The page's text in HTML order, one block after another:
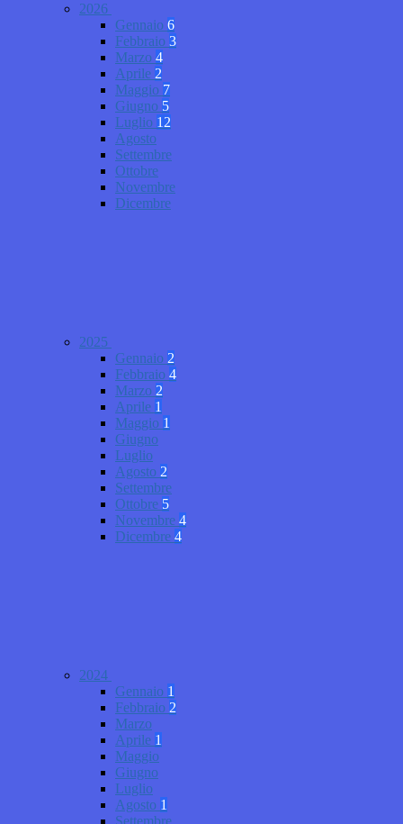
2026
Gennaio 6
Febbraio 3
Marzo 4
Aprile 2
Maggio 7
Giugno 5
Luglio 12
Agosto
Settembre
Ottobre
Novembre
Dicembre
2025
Gennaio 2
Febbraio 4
Marzo 2
Aprile 1
Maggio 1
Giugno
Luglio
Agosto 2
Settembre
Ottobre 5
Novembre 4
Dicembre 4
2024
Gennaio 1
Febbraio 2
Marzo
Aprile 1
Maggio
Giugno
Luglio
Agosto 1